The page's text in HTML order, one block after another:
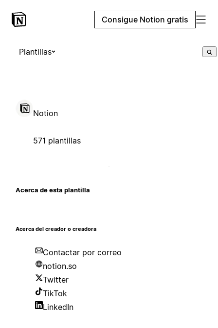
Consigue Notion gratis
Plantillas
Notion
571 plantillas
Acerca de esta plantilla
Acerca del creador o creadora
Contactar por correo
notion.so
Twitter
TikTok
LinkedIn